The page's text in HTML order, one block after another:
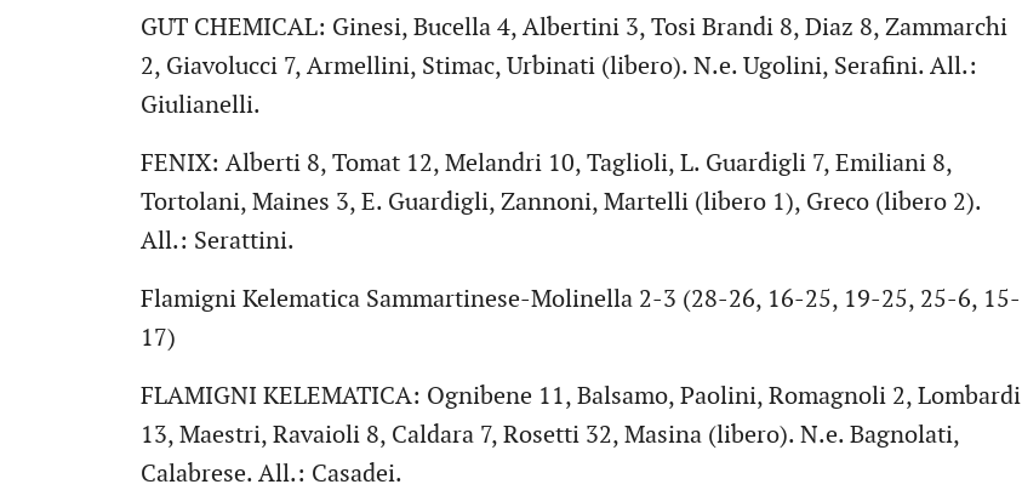
GUT CHEMICAL: Ginesi, Bucella 4, Albertini 3, Tosi Brandi 8, Diaz 8, Zammarchi
2, Giavolucci 7, Armellini, Stimac, Urbinati (libero). N.e. Ugolini, Serafini. All.:
Giulianelli.
FENIX: Alberti 8, Tomat 12, Melandri 10, Taglioli, L. Guardigli 7, Emiliani 8,
Tortolani, Maines 3, E. Guardigli, Zannoni, Martelli (libero 1), Greco (libero 2).
All.: Serattini.
Flamigni Kelematica Sammartinese-Molinella 2-3 (28-26, 16-25, 19-25, 25-6, 15-
17)
FLAMIGNI KELEMATICA: Ognibene 11, Balsamo, Paolini, Romagnoli 2, Lombardi
13, Maestri, Ravaioli 8, Caldara 7, Rosetti 32, Masina (libero). N.e. Bagnolati,
Calabrese. All.: Casadei.